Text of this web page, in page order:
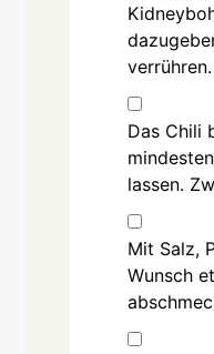
verrühren.
Das Chili
lassen.
Mit Salz,
Wunsch